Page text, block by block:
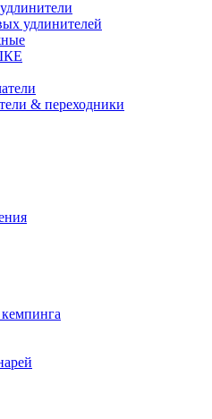
удлинителей
& переходники